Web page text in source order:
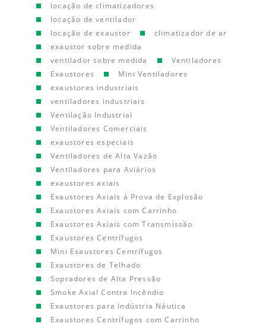
locação de climatizadores
locação de ventilador
locação de exaustor
climatizador de ar
exaustor sobre medida
ventilador sobre medida
Ventiladores
Exaustores
Mini Ventiladores
exaustores industriais
ventiladores industriais
Ventilação Industrial
Ventiladores Comerciais
exaustores especiais
Ventiladores de Alta Vazão
Ventiladores para Aviários
exaustores axiais
Exaustores Axiais à Prova de Explosão
Exaustores Axiais com Carrinho
Exaustores Axiais com Transmissão
Exaustores Centrífugos
Mini Exaustores Centrífugos
Exaustores de Telhado
Sopradores de Alta Pressão
Smoke Axial Contra Incêndio
Exaustores para Indústria Náutica
Exaustores Centrífugos com Carrinho